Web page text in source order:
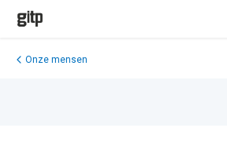
GITP
Onze mensen